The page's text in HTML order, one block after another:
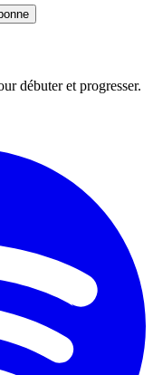
débuter et progresser.